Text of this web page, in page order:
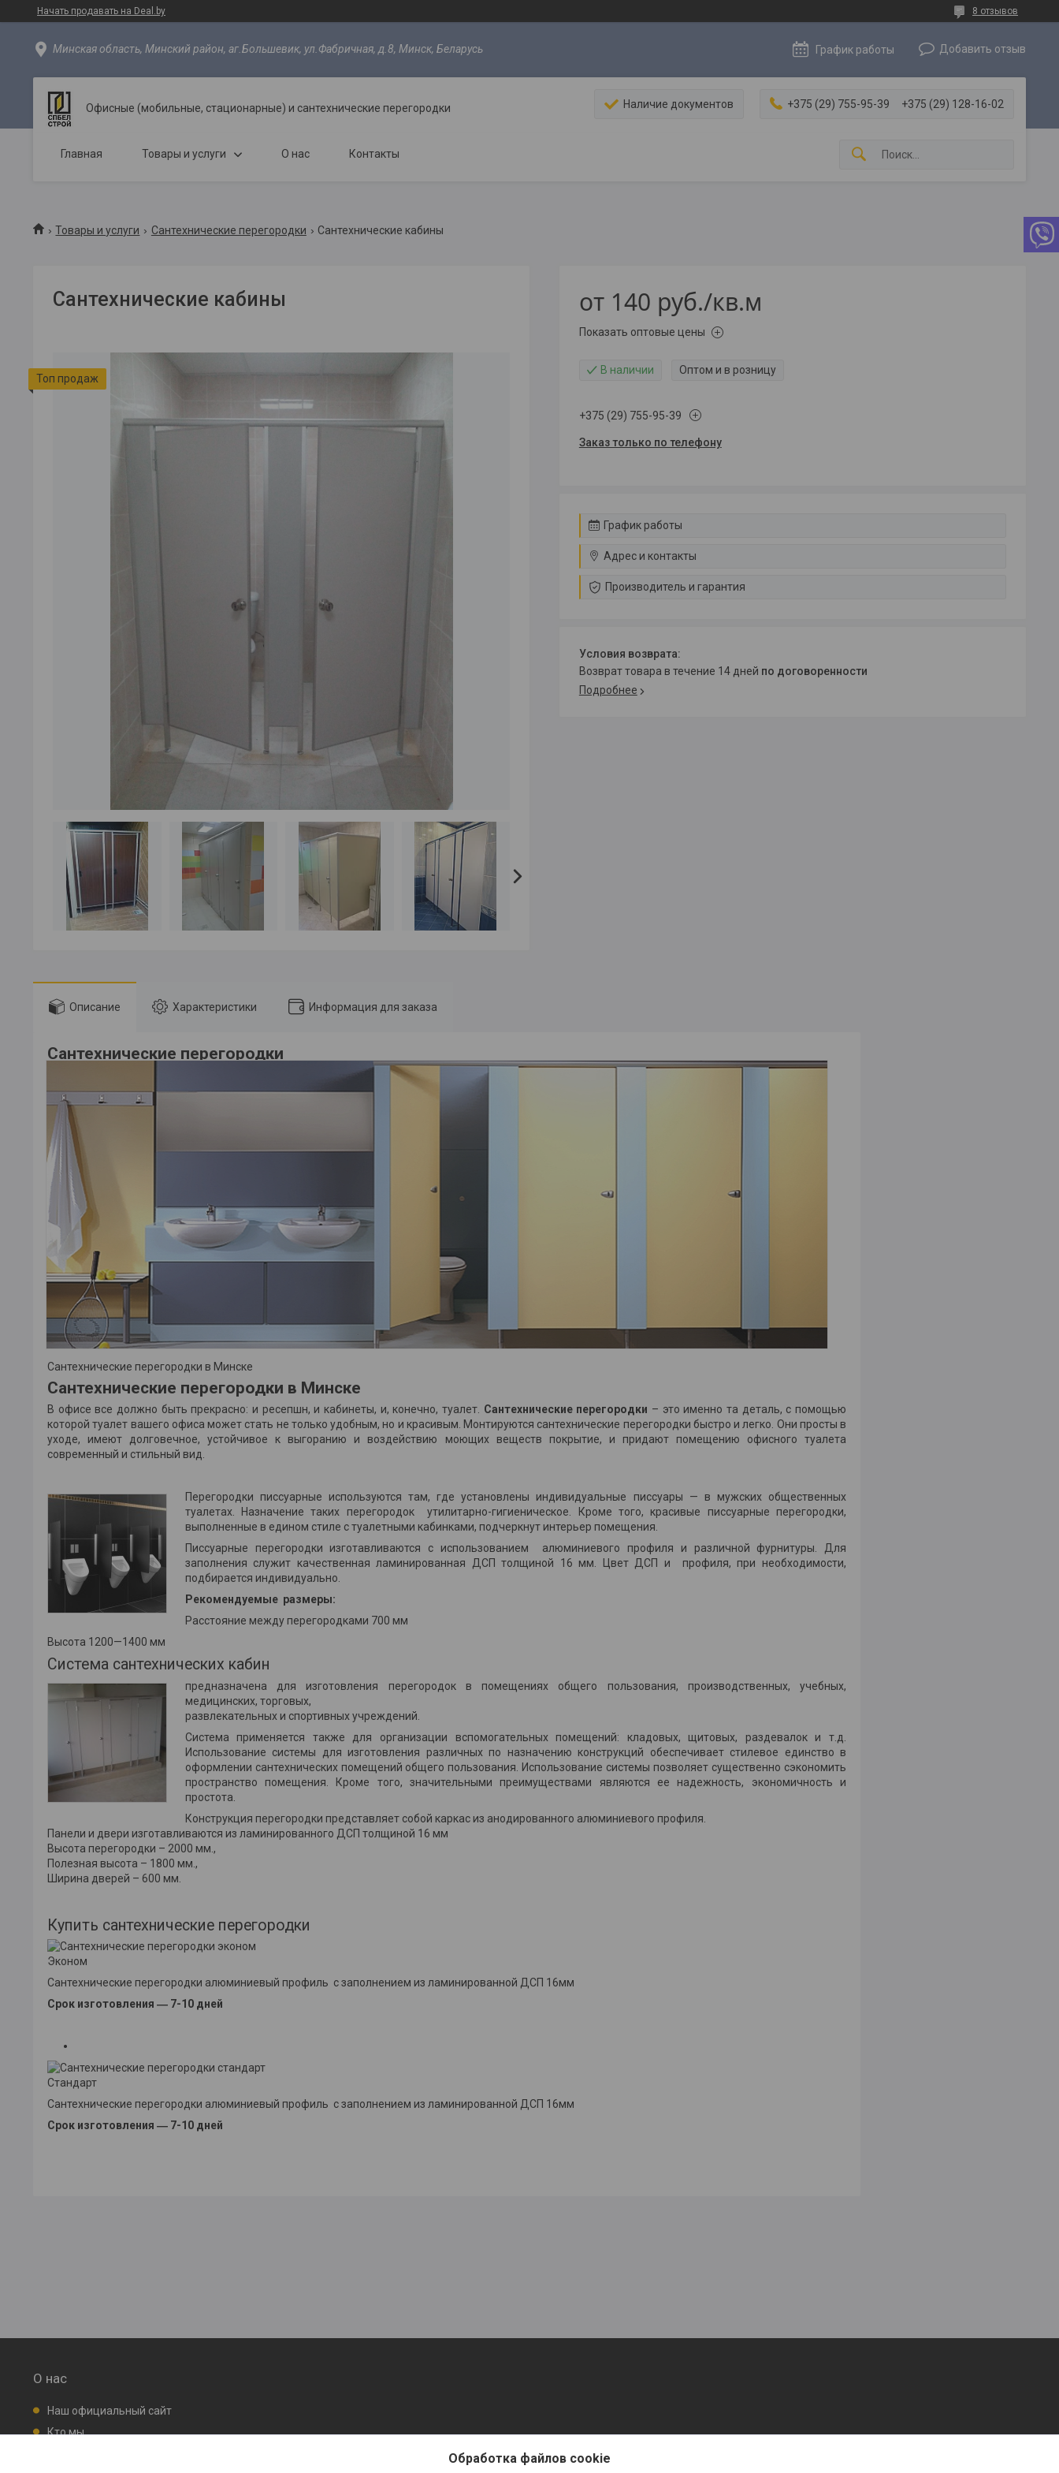
Начать продавать на Deal.by 8 отзывов
Минская область, Минский район, аг.Большевик, ул.Фабричная, д.8, Минск, Беларусь График работы Добавить отзыв
Офисные (мобильные, стационарные) и сантехнические перегородки Наличие документов +375 (29) 755-95-39 +375 (29) 128-16-02
Главная Товары и услуги О нас Контакты
Товары и услуги Сантехнические перегородки Сантехнические кабины
Сантехнические кабины
Топ продаж
от 140 руб./кв.м
Показать оптовые цены
В наличии Оптом и в розницу
+375 (29) 755-95-39
Заказ только по телефону
График работы
Адрес и контакты
Производитель и гарантия
возврат товара в течение 14 дней по договоренности
Подробнее
Описание Характеристики Информация для заказа
Сантехнические перегородки
Сантехнические перегородки в Минске
Сантехнические перегородки в Минске
В офисе все должно быть прекрасно: и ресепшн, и кабинеты, и, конечно, туалет. Сантехнические перегородки – это именно та деталь, с помощью
которой туалет вашего офиса может стать не только удобным, но и красивым. Монтируются сантехнические перегородки быстро и легко. Они просты в
уходе, имеют долговечное, устойчивое к выгоранию и воздействию моющих веществ покрытие, и придают помещению офисного туалета
современный и стильный вид.
Перегородки писсуарные используются там, где установлены индивидуальные писсуары — в мужских общественных
туалетах. Назначение таких перегородок утилитарно-гигиеническое. Кроме того, красивые писсуарные перегородки,
выполненные в едином стиле с туалетными кабинками, подчеркнут интерьер помещения.
Писсуарные перегородки изготавливаются с использованием алюминиевого профиля и различной фурнитуры. Для
заполнения служит качественная ламинированная ДСП толщиной 16 мм. Цвет ДСП и профиля, при необходимости,
подбирается индивидуально.
Рекомендуемые размеры:
Расстояние между перегородками 700 мм
Высота 1200—1400 мм
Система сантехнических кабин
предназначена для изготовления перегородок в помещениях общего пользования, производственных, учебных,
медицинских, торговых,
развлекательных и спортивных учреждений.
Система применяется также для организации вспомогательных помещений: кладовых, щитовых, раздевалок и т.д.
Использование системы для изготовления различных по назначению конструкций обеспечивает стилевое единство в
оформлении сантехнических помещений общего пользования. Использование системы позволяет существенно сэкономить
пространство помещения. Кроме того, значительными преимуществами являются ее надежность, экономичность и
простота.
Конструкция перегородки представляет собой каркас из анодированного алюминиевого профиля.
Панели и двери изготавливаются из ламинированного ДСП толщиной 16 мм
Высота перегородки – 2000 мм.,
Полезная высота – 1800 мм.,
Ширина дверей – 600 мм.
Купить сантехнические перегородки
Эконом
Сантехнические перегородки алюминиевый профиль с заполнением из ламинированной ДСП 16мм
Срок изготовления ― 7-10 дней
Стандарт
Сантехнические перегородки алюминиевый профиль с заполнением из ламинированной ДСП 16мм
Срок изготовления ― 7-10 дней
О нас
Наш официальный сайт
Кто мы
Обработка файлов cookie